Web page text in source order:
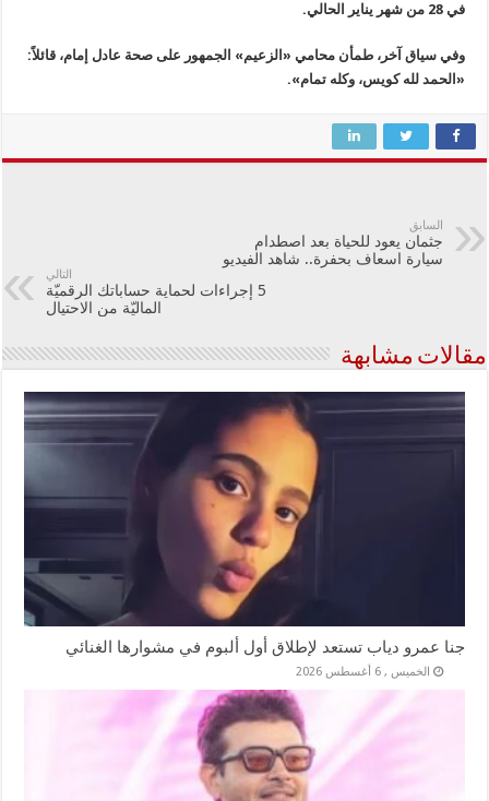
في 28 من شهر يناير الحالي.
وفي سياق آخر، طمأن محامي «الزعيم» الجمهور على صحة عادل إمام، قائلاً:
«الحمد لله كويس، وكله تمام».
السابق
جثمان يعود للحياة بعد اصطدام
سيارة اسعاف بحفرة.. شاهد الفيديو
التالي
5 إجراءات لحماية حساباتك الرقميّة
الماليّة من الاحتيال
مقالات مشابهة
جنا عمرو دياب تستعد لإطلاق أول ألبوم في مشوارها الغنائي
الخميس , 6 أغسطس 2026